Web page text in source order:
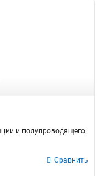
и полупроводящего
Сравнить